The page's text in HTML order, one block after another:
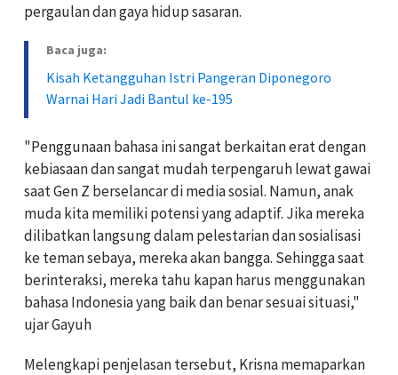
pergaulan dan gaya hidup sasaran.
Baca juga:
Kisah Ketangguhan Istri Pangeran Diponegoro
Warnai Hari Jadi Bantul ke-195
"Penggunaan bahasa ini sangat berkaitan erat dengan
kebiasaan dan sangat mudah terpengaruh lewat gawai
saat Gen Z berselancar di media sosial. Namun, anak
muda kita memiliki potensi yang adaptif. Jika mereka
dilibatkan langsung dalam pelestarian dan sosialisasi
ke teman sebaya, mereka akan bangga. Sehingga saat
berinteraksi, mereka tahu kapan harus menggunakan
bahasa Indonesia yang baik dan benar sesuai situasi,"
ujar Gayuh
Melengkapi penjelasan tersebut, Krisna memaparkan